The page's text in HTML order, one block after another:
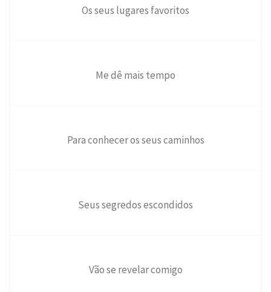
Os seus lugares favoritos
Me dê mais tempo
Para conhecer os seus caminhos
Seus segredos escondidos
Vão se revelar comigo